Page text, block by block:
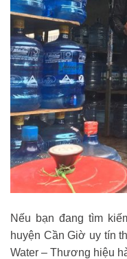
Nếu bạn đang tìm
huyện Cần Giờ uy tín
Water – Thương hiệu